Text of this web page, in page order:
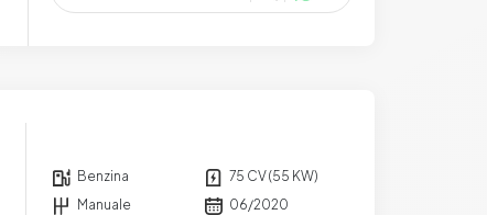
Benzina
75 CV (55 KW)
Manuale
06/2020